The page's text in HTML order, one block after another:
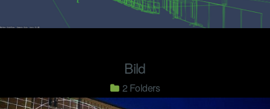
Bild
2